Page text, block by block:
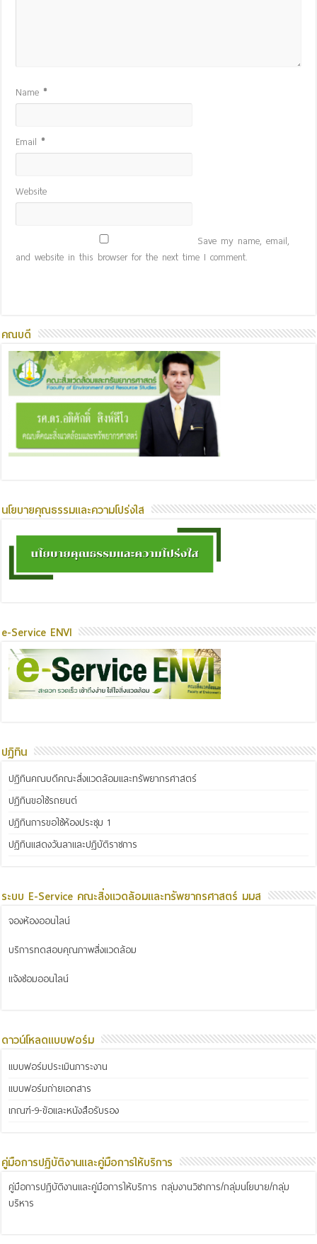
Name*
Email*
Website
Save my name, email,
and website in this browser for the next time I comment.
คณบดี
นโยบายคุณธรรมและความโปร่งใส
e-Service ENVI
ปฏิทิน
ปฏิทินคณบดีคณะสิ่งแวดล้อมและทรัพยากรศาสตร์
ปฏิทินขอใช้รถยนต์
ปฏิทินการขอใช้ห้องประชุม 1
ปฏิทินแสดงวันลาและปฏิบัติราชการ
ระบบ E-Service คณะสิ่งแวดล้อมและทรัพยากรศาสตร์ มมส
จองห้องออนไลน์
บริการทดสอบคุณภาพสิ่งแวดล้อม
แจ้งซ่อมออนไลน์
ดาวน์โหลดแบบฟอร์ม
แบบฟอร์มประเมินภาระงาน
แบบฟอร์มถ่ายเอกสาร
เกณฑ์-9-ข้อและหนังสือรับรอง
คู่มือการปฏิบัติงานและคู่มือการให้บริการ
คู่มือการปฏิบัติงานและคู่มือการให้บริการ กลุ่มงานวิชาการ/กลุ่มนโยบาย/กลุ่ม
บริหาร